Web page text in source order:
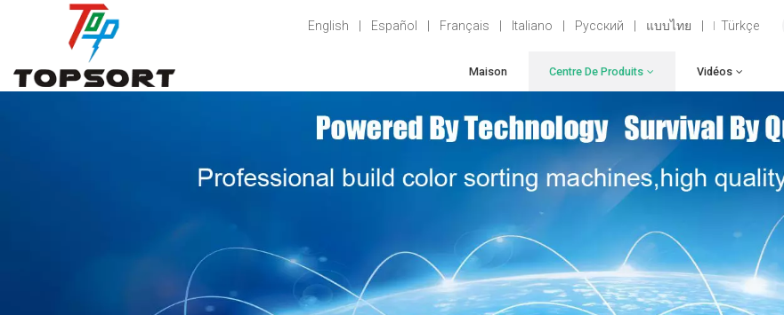
English Español Français Italiano Русский แบบไทย Türkçe
Maison Centre De Produits Vidéos